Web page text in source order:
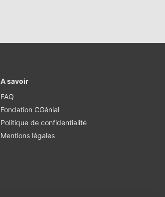
A savoir
FAQ
Fondation CGénial
Politique de confidentialité
Mentions légales